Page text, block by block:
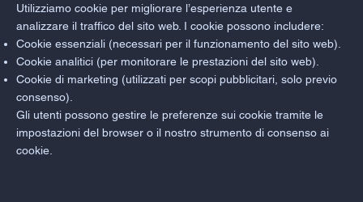
Utilizziamo cookie per migliorare l’esperienza utente e
analizzare il traffico del sito web. I cookie possono includere:
Cookie essenziali (necessari per il funzionamento del sito web).
Cookie analitici (per monitorare le prestazioni del sito web).
Cookie di marketing (utilizzati per scopi pubblicitari, solo previo
consenso).
Gli utenti possono gestire le preferenze sui cookie tramite le
impostazioni del browser o il nostro strumento di consenso ai
cookie.